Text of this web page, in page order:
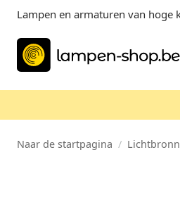
Lampen en armaturen van hoge
Naar de startpagina /